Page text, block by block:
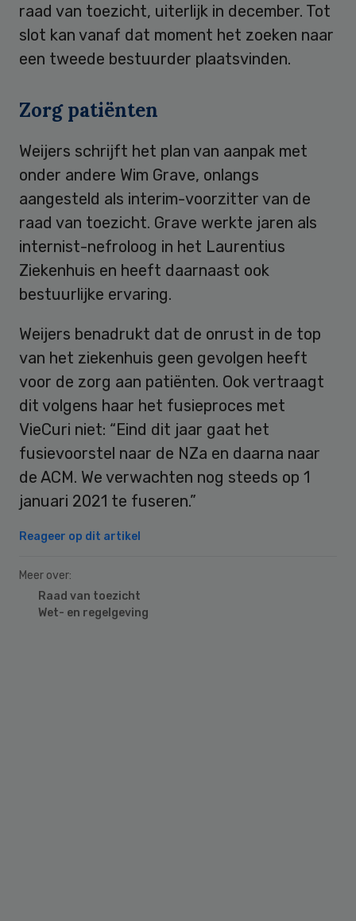
raad van toezicht, uiterlijk in december. Tot
slot kan vanaf dat moment het zoeken naar
een tweede bestuurder plaatsvinden.
Zorg patiënten
Weijers schrijft het plan van aanpak met
onder andere Wim Grave, onlangs
aangesteld als interim-voorzitter van de
raad van toezicht. Grave werkte jaren als
internist-nefroloog in het Laurentius
Ziekenhuis en heeft daarnaast ook
bestuurlijke ervaring.
Weijers benadrukt dat de onrust in de top
van het ziekenhuis geen gevolgen heeft
voor de zorg aan patiënten. Ook vertraagt
dit volgens haar het fusieproces met
VieCuri niet: “Eind dit jaar gaat het
fusievoorstel naar de NZa en daarna naar
de ACM. We verwachten nog steeds op 1
januari 2021 te fuseren.”
Reageer op dit artikel
Meer over:
Raad van toezicht
Wet- en regelgeving